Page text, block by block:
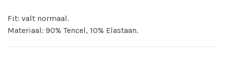
Fit: valt normaal.
Materiaal: 90% Tencel, 10% Elastaan.